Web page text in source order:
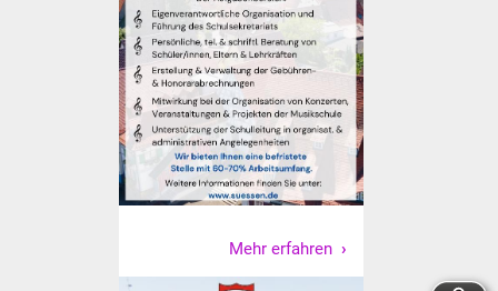
Stadtseniorenrat
Sommerwochen für
Ältere
Seniorenwohn- und
Pflegeheim
Familientreff
Mehr erfahren